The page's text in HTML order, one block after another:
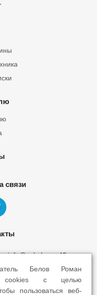
связи
info@yokohama43.ru
5Б
Белов Роман
cookies с целью
пользоваться веб-